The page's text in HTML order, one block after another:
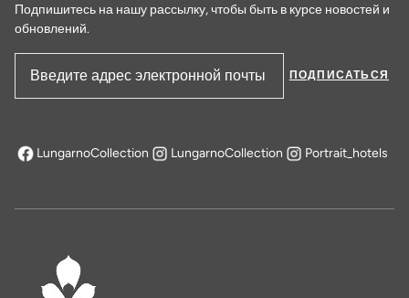
Подпишитесь на нашу рассылку, чтобы быть в курсе новостей и
обновлений.
Адрес электронной почты
ПОДПИСАТЬСЯ
LungarnoCollection
открывается в новой вкладке
LungarnoCollection Portrait_hotels